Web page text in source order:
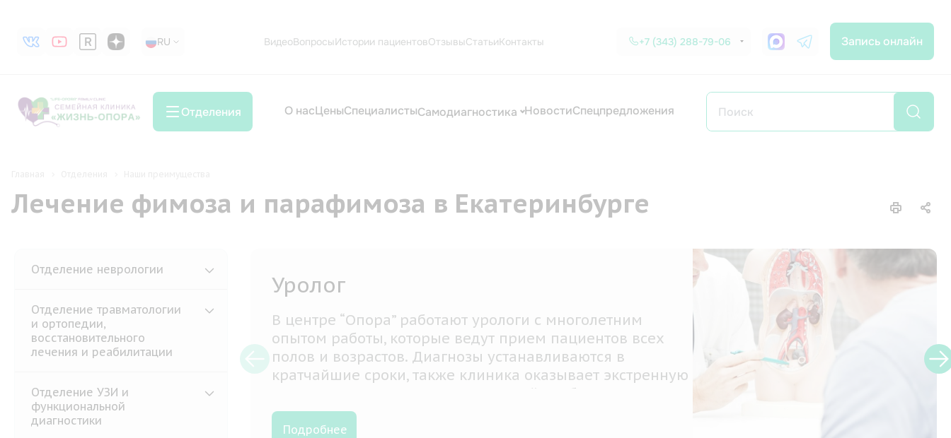
RU
RU ВидеоВопросыИстории пациентовОтзывыСтатьиКонтакты +7 (343) 288-79-06 Запись онлайн
Отделения О насЦеныСпециалистыСамодиагностика НовостиСпецпредложения
Лечение фимоза и парафимоза в Екатеринбурге
Отделение неврологии
Отделение травматологии
и ортопедии,
восстановительного
лечения и реабилитации
Отделение УЗИ и
функциональной
диагностики
Магнитотерапия
В настоящее время магнитотерапия является одним из
самых популярных методов физиотерапевтического
лечения. Уже много лет этот метод считается одним из
самых доступных и эффективных, он применяется для
лечения большого количества заболеваний различных
органов и систем
Подробнее